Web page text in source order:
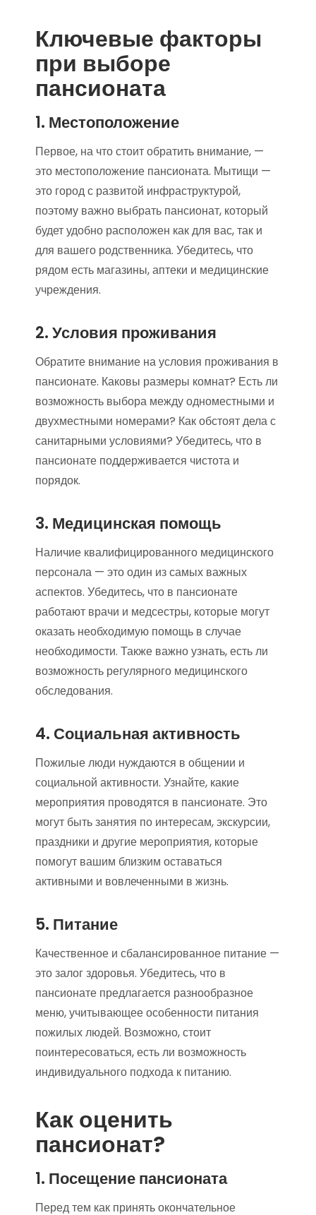
Ключевые факторы
при выборе
пансионата
1. Местоположение
Первое, на что стоит обратить внимание, —
это местоположение пансионата. Мытищи —
это город с развитой инфраструктурой,
поэтому важно выбрать пансионат, который
будет удобно расположен как для вас, так и
для вашего родственника. Убедитесь, что
рядом есть магазины, аптеки и медицинские
учреждения.
2. Условия проживания
Обратите внимание на условия проживания в
пансионате. Каковы размеры комнат? Есть ли
возможность выбора между одноместными и
двухместными номерами? Как обстоят дела с
санитарными условиями? Убедитесь, что в
пансионате поддерживается чистота и
порядок.
3. Медицинская помощь
Наличие квалифицированного медицинского
персонала — это один из самых важных
аспектов. Убедитесь, что в пансионате
работают врачи и медсестры, которые могут
оказать необходимую помощь в случае
необходимости. Также важно узнать, есть ли
возможность регулярного медицинского
обследования.
4. Социальная активность
Пожилые люди нуждаются в общении и
социальной активности. Узнайте, какие
мероприятия проводятся в пансионате. Это
могут быть занятия по интересам, экскурсии,
праздники и другие мероприятия, которые
помогут вашим близким оставаться
активными и вовлеченными в жизнь.
5. Питание
Качественное и сбалансированное питание —
это залог здоровья. Убедитесь, что в
пансионате предлагается разнообразное
меню, учитывающее особенности питания
пожилых людей. Возможно, стоит
поинтересоваться, есть ли возможность
индивидуального подхода к питанию.
Как оценить
пансионат?
1. Посещение пансионата
Перед тем как принять окончательное